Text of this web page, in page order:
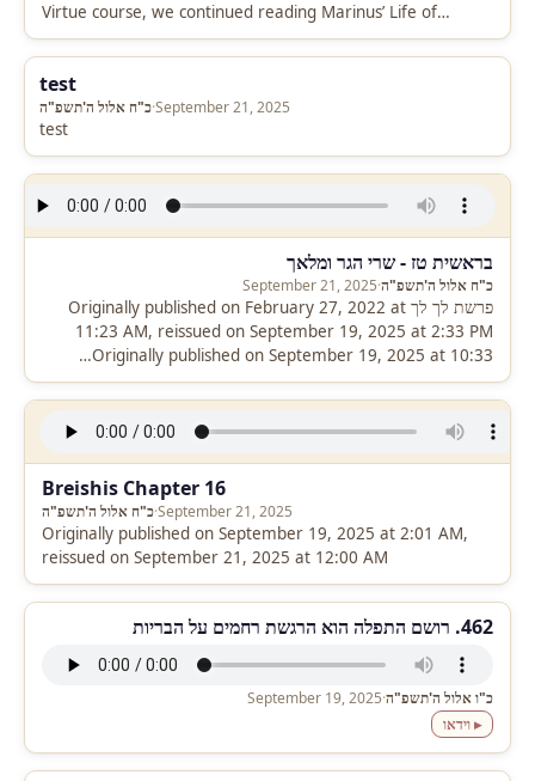
Virtue course, we continued reading Marinus’ Life of
Proclus…
test
כ"ח אלול ה'תשפ"ה·September 21, 2025
test
בראשית טז - שרי הגר ומלאך
כ"ח אלול ה'תשפ"ה·
September 21, 2025
פרשת לך לך Originally published on February 27, 2022 at
11:23 AM, reissued on September 19, 2025 at 2:33 PM
Originally published on September 19, 2025 at 10:33…
Breishis Chapter 16
כ"ח אלול ה'תשפ"ה·September 21, 2025
Originally published on September 19, 2025 at 2:01 AM,
reissued on September 21, 2025 at 12:00 AM
462. רושם התפלה הוא הרגשת רחמים על הבריות
כ"ו אלול ה'תשפ"ה·
September 19, 2025
▸ וידאו